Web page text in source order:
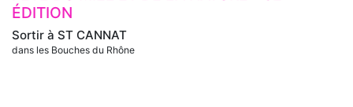
Sortir à ST CANNAT
dans les Bouches du Rhône
ÉDITION